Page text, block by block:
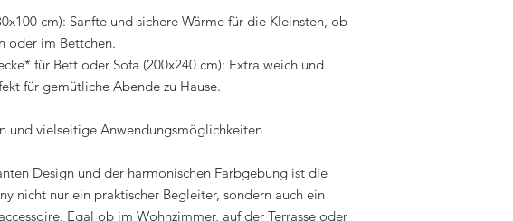
cm): Sanfte und sichere Wärme für die Kleinsten, ob
oder im Bettchen.
für Bett oder Sofa (200x240 cm): Extra weich und
für gemütliche Abende zu Hause.
und vielseitige Anwendungsmöglichkeiten
Design und der harmonischen Farbgebung ist die
nicht nur ein praktischer Begleiter, sondern auch ein
Egal ob im Wohnzimmer, auf der Terrasse oder